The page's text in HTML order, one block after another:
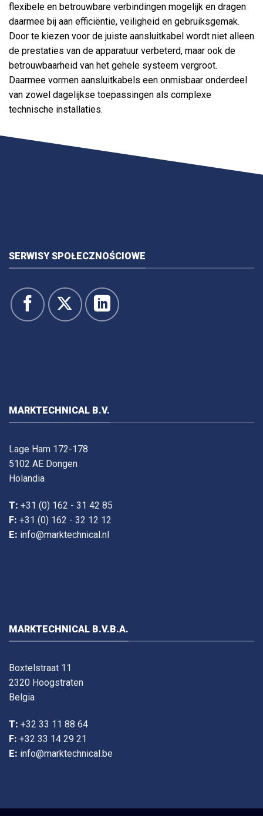
flexibele en betrouwbare verbindingen mogelijk en dragen
daarmee bij aan efficiëntie, veiligheid en gebruiksgemak.
Door te kiezen voor de juiste aansluitkabel wordt niet alleen
de prestaties van de apparatuur verbeterd, maar ook de
betrouwbaarheid van het gehele systeem vergroot.
Daarmee vormen aansluitkabels een onmisbaar onderdeel
van zowel dagelijkse toepassingen als complexe
technische installaties.
SERWISY SPOŁECZNOŚCIOWE
MARKTECHNICAL B.V.
Lage Ham 172-178
5102 AE Dongen
Holandia
T: +31 (0) 162 - 31 42 85
F: +31 (0) 162 - 32 12 12
E: info@marktechnical.nl
MARKTECHNICAL B.V.B.A.
Boxtelstraat 11
2320 Hoogstraten
Belgia
T: +32 33 11 88 64
F: +32 33 14 29 21
E: info@marktechnical.be